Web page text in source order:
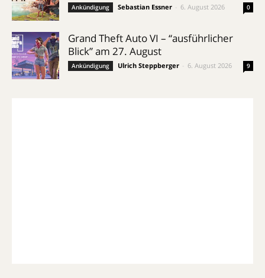
Ankündigung Sebastian Essner 6. August 2026 0
Grand Theft Auto VI – “ausführlicher
Blick” am 27. August
Ankündigung Ulrich Steppberger 6. August 2026 9